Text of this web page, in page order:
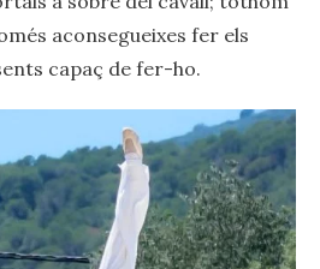
aconsegueixes fer els
capaç de fer-ho.